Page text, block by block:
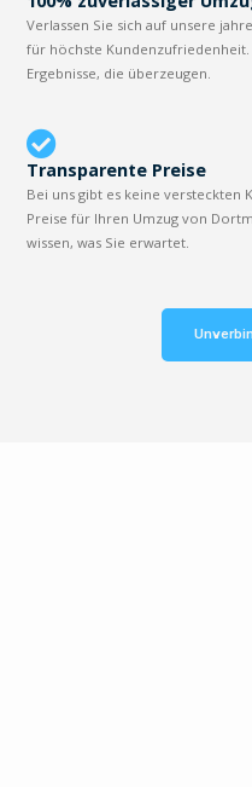
Verlassen Sie sich auf unsere
für höchste
Ergebnisse, die überzeugen.
Transparente Preise
Bei uns gibt es keine versteckten
Preise für Ihren Umzug von
wissen, was Sie erwartet.